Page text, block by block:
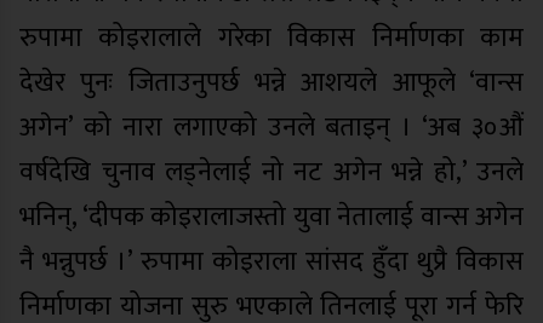
रुपामा कोइरालाले गरेका विकास निर्माणका काम
देखेर पुनः जिताउनुपर्छ भन्ने आशयले आफूले ‘वान्स
अगेन’ को नारा लगाएको उनले बताइन् । ‘अब ३०औं
वर्षदेखि चुनाव लड्नेलाई नो नट अगेन भन्ने हो,’ उनले
भनिन्, ‘दीपक कोइरालाजस्तो युवा नेतालाई वान्स अगेन
नै भन्नुपर्छ ।’ रुपामा कोइराला सांसद हुँदा थुप्रै विकास
निर्माणका योजना सुरु भएकाले तिनलाई पूरा गर्न फेरि